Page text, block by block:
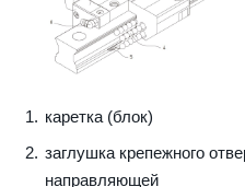
каретка (блок)
заглушка крепежного
направляющей